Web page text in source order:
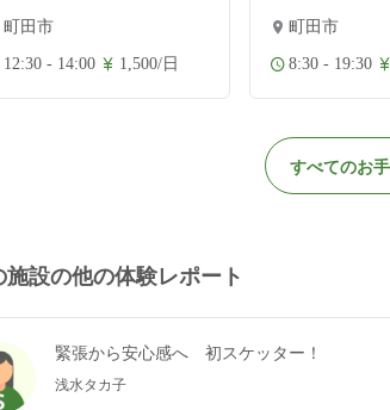
町田市
12:30 - 14:00 1,500/日
町田市
8:30 - 19:30
すべてのお
施設の他の体験レポート
緊張から安心感へ 初スケッター！
浅水タカ子